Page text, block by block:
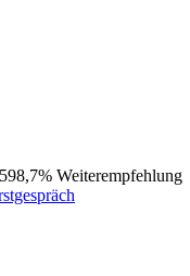
98,7% Weiterempfehlung